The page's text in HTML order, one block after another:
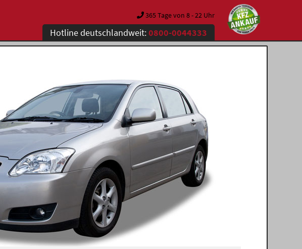
365 Tage von 8 - 22 Uhr
Hotline deutschlandweit:0800-0044333